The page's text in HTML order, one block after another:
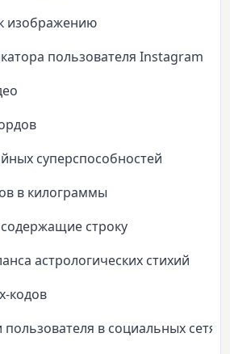
изображению
пользователя Instagram
суперспособностей
в килограммы
строку
астрологических стихий
кодов
в социальных сетях